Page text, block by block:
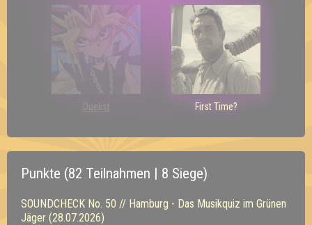
Duelist First Time?
Punkte (82 Teilnahmen | 8 Siege)
SOUNDCHECK No. 50 // Hamburg - Das Musikquiz im Grünen
Jäger (28.07.2026)